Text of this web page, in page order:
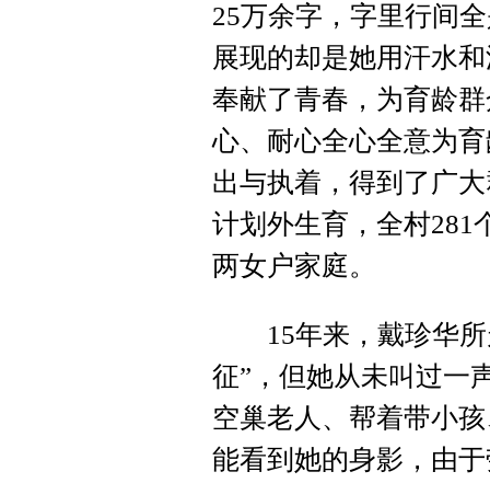
25万余字，字里行间
展现的却是她用汗水
奉献了青春，为育龄
心、耐心全心全意为
出与执着，得到了广
计划外生育，全村281
两女户家庭。
15年来，戴珍华所
征”，但她从未叫过一
空巢老人、帮着带小
能看到她的身影，由